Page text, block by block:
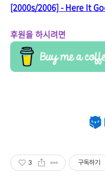
[2000s/2006] - Here It
후원을 하시려면
3 구독하기